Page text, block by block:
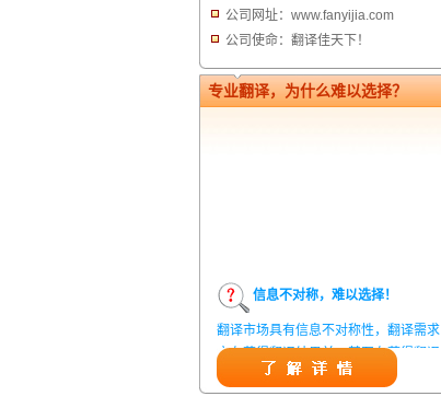
公司网址：www.fanyijia.com
公司使命：翻译佳天下！
专业翻译，为什么难以选择？
信息不对称，难以选择！
翻译市场具有信息不对称性，翻译需求
方在获得翻译结果前，甚至在获得翻译
结果后，都无法准确判定翻译质量。从
而给劣质翻译者提供了一定生存条件，